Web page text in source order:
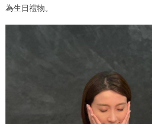
為生日禮物。